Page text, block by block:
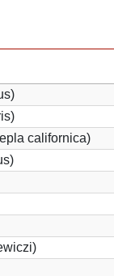
californica)